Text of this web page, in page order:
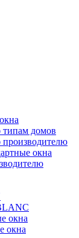
домов
окна
окна
окна